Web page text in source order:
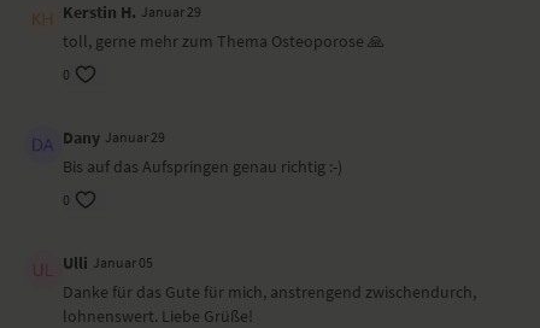
Kerstin H. Januar 29
toll, gerne mehr zum Thema Osteoporose 🙏
0
Dany Januar 29
Bis auf das Aufspringen genau richtig :-)
0
Ulli Januar 05
Danke für das Gute für mich, anstrengend zwischendurch,
lohnenswert. Liebe Grüße!